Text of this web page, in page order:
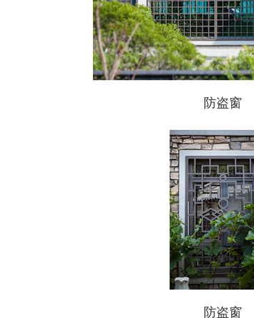
防盗窗
防盗窗